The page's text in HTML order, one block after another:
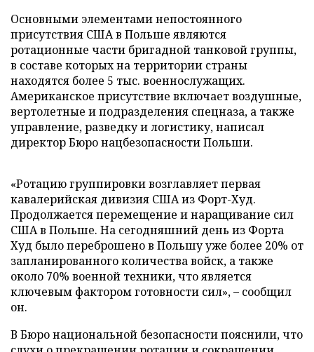
Основными элементами непостоянного
присутствия США в Польше являются
ротационные части бригадной танковой группы,
в составе которых на территории страны
находятся более 5 тыс. военнослужащих.
Американское присутствие включает воздушные,
вертолетные и подразделения спецназа, а также
управление, разведку и логистику, написал
директор Бюро нацбезопасности Польши.
«Ротацию группировки возглавляет первая
кавалерийская дивизия США из Форт-Худ.
Продолжается перемещение и наращивание сил
США в Польше. На сегодняшний день из Форта
Худ было переброшено в Польшу уже более 20% от
запланированного количества войск, а также
около 70% военной техники, что является
ключевым фактором готовности сил», – сообщил
он.
В Бюро национальной безопасности пояснили, что